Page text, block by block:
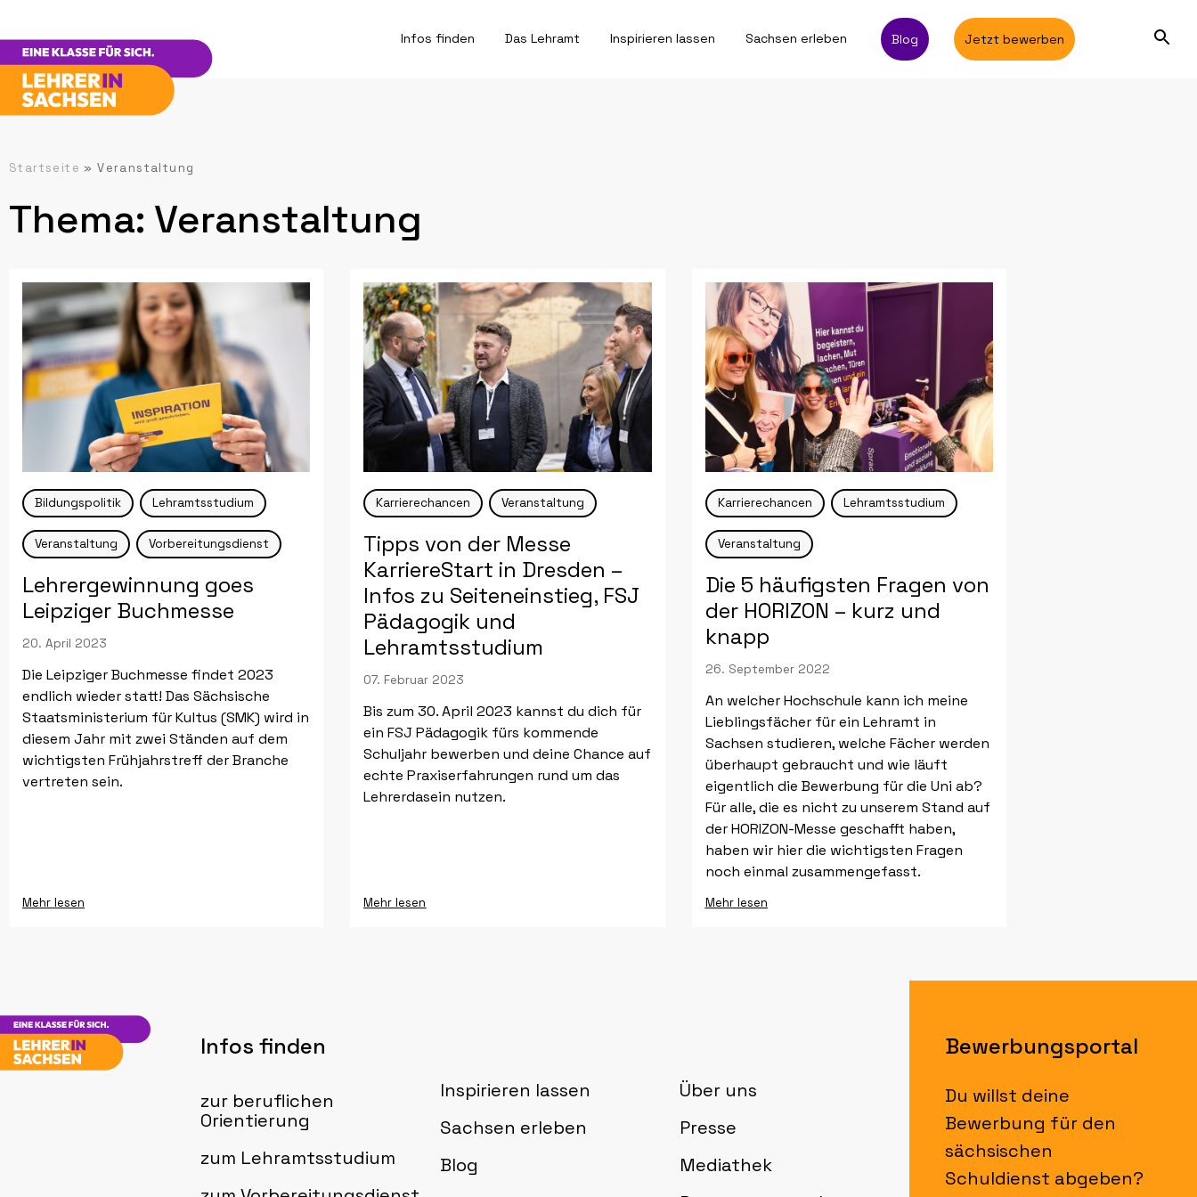
Infos finden Das Lehramt Inspirieren lassen Sachsen erleben Blog Jetzt bewerben
Startseite »Veranstaltung
Thema: Veranstaltung
Bildungspolitik Lehramtsstudium
Veranstaltung Vorbereitungsdienst
Lehrergewinnung goes
Leipziger Buchmesse
20. April 2023
Die Leipziger Buchmesse findet 2023
endlich wieder statt! Das Sächsische
Staatsministerium für Kultus (SMK) wird in
diesem Jahr mit zwei Ständen auf dem
wichtigsten Frühjahrstreff der Branche
vertreten sein.
Mehr lesen
Karrierechancen Veranstaltung
Tipps von der Messe
KarriereStart in Dresden –
Infos zu Seiteneinstieg, FSJ
Pädagogik und
Lehramtsstudium
07. Februar 2023
Bis zum 30. April 2023 kannst du dich für
ein FSJ Pädagogik fürs kommende
Schuljahr bewerben und deine Chance auf
echte Praxiserfahrungen rund um das
Lehrerdasein nutzen.
Mehr lesen
Karrierechancen Lehramtsstudium
Veranstaltung
Die 5 häufigsten Fragen von
der HORIZON – kurz und
knapp
26. September 2022
An welcher Hochschule kann ich meine
Lieblingsfächer für ein Lehramt in
Sachsen studieren, welche Fächer werden
überhaupt gebraucht und wie läuft
eigentlich die Bewerbung für die Uni ab?
Für alle, die es nicht zu unserem Stand auf
der HORIZON-Messe geschafft haben,
haben wir hier die wichtigsten Fragen
noch einmal zusammengefasst.
Mehr lesen
Infos finden
zur beruflichen
Orientierung
zum Lehramtsstudium
Inspirieren lassen
Sachsen erleben
Blog
Über uns
Presse
Mediathek
Bewerbungsportal
Du willst deine
Bewerbung für den
sächsischen
Schuldienst abgeben?